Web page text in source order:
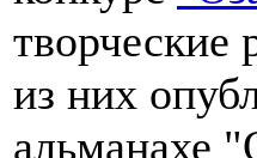
из них
альманахе